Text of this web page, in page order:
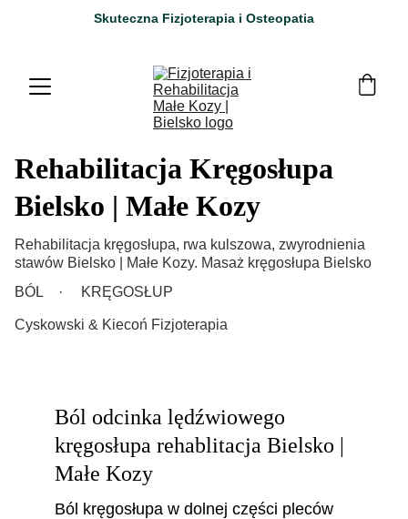
Skuteczna Fizjoterapia i Osteopatia
Rehabilitacja Kręgosłupa
Bielsko | Małe Kozy
Rehabilitacja kręgosłupa, rwa kulszowa, zwyrodnienia
stawów Bielsko | Małe Kozy. Masaż kręgosłupa Bielsko
BÓL
KRĘGOSŁUP
Cyskowski & Kiecoń Fizjoterapia
Ból odcinka lędźwiowego
kręgosłupa rehablitacja Bielsko |
Małe Kozy
Ból kręgosłupa w dolnej części pleców